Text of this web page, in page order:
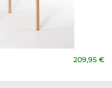
209,95 €